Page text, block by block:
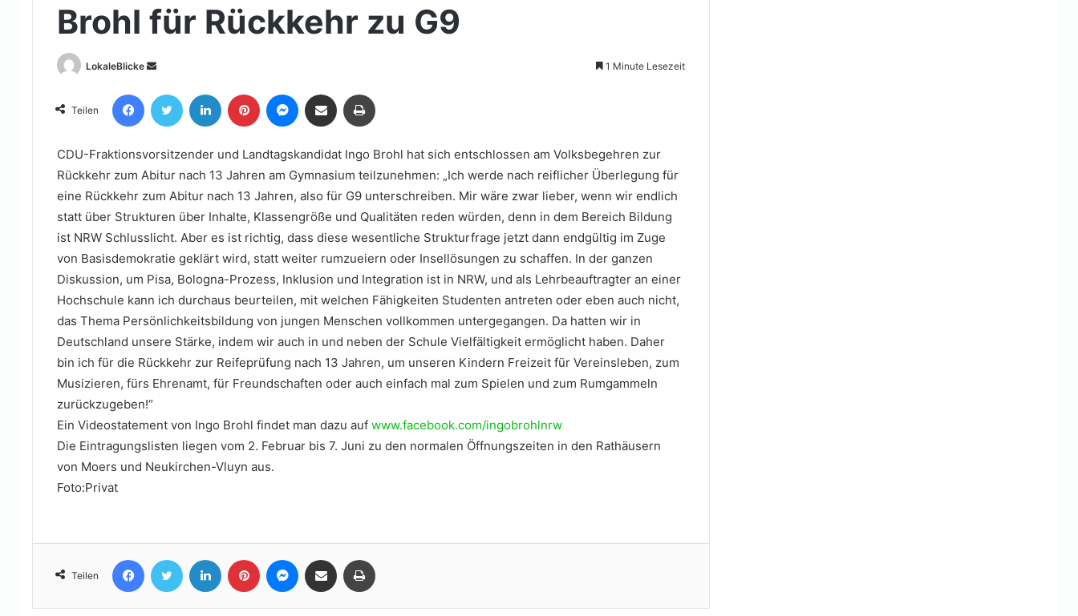
Brohl für Rückkehr zu G9
LokaleBlicke
Sende
eine
E-
1 Minute Lesezeit
Teilen
FacebookTwitter LinkedIn Pinterest Messenger
Teile per E-Mail
CDU-Fraktionsvorsitzender und Landtagskandidat Ingo Brohl hat sich entschlossen am Volksbegehren zur
Rückkehr zum Abitur nach 13 Jahren am Gymnasium teilzunehmen: „Ich werde nach reiflicher Überlegung für
eine Rückkehr zum Abitur nach 13 Jahren, also für G9 unterschreiben. Mir wäre zwar lieber, wenn wir endlich
statt über Strukturen über Inhalte, Klassengröße und Qualitäten reden würden, denn in dem Bereich Bildung
ist NRW Schlusslicht. Aber es ist richtig, dass diese wesentliche Strukturfrage jetzt dann endgültig im Zuge
von Basisdemokratie geklärt wird, statt weiter rumzueiern oder Insellösungen zu schaffen. In der ganzen
Diskussion, um Pisa, Bologna-Prozess, Inklusion und Integration ist in NRW, und als Lehrbeauftragter an einer
Hochschule kann ich durchaus beurteilen, mit welchen Fähigkeiten Studenten antreten oder eben auch nicht,
das Thema Persönlichkeitsbildung von jungen Menschen vollkommen untergegangen. Da hatten wir in
Deutschland unsere Stärke, indem wir auch in und neben der Schule Vielfältigkeit ermöglicht haben. Daher
bin ich für die Rückkehr zur Reifeprüfung nach 13 Jahren, um unseren Kindern Freizeit für Vereinsleben, zum
Musizieren, fürs Ehrenamt, für Freundschaften oder auch einfach mal zum Spielen und zum Rumgammeln
zurückzugeben!“
Ein Videostatement von Ingo Brohl findet man dazu auf www.facebook.com/ingobrohlnrw
Die Eintragungslisten liegen vom 2. Februar bis 7. Juni zu den normalen Öffnungszeiten in den Rathäusern
von Moers und Neukirchen-Vluyn aus.
Foto:Privat
Teilen
FacebookTwitter LinkedIn Pinterest Messenger
Teile per E-Mail